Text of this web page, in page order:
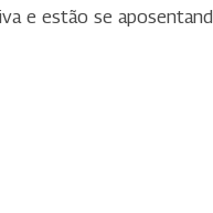
e estão se